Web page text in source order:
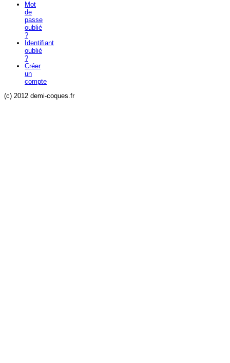
Mot
de
passe
oublié
?
Identifiant
oublié
?
Créer
un
compte
(c) 2012 demi-coques.fr